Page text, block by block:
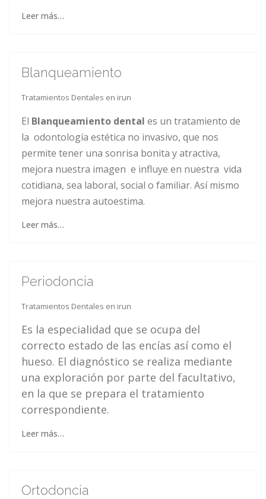
Leer más…
Blanqueamiento
Tratamientos Dentales en irun
El Blanqueamiento dental es un tratamiento de
la odontología estética no invasivo, que nos
permite tener una sonrisa bonita y atractiva,
mejora nuestra imagen e influye en nuestra vida
cotidiana, sea laboral, social o familiar. Así mismo
mejora nuestra autoestima.
Leer más…
Periodoncia
Tratamientos Dentales en irun
Es la especialidad que se ocupa del
correcto estado de las encías así como el
hueso. El diagnóstico se realiza mediante
una exploración por parte del facultativo,
en la que se prepara el tratamiento
correspondiente.
Leer más…
Ortodoncia